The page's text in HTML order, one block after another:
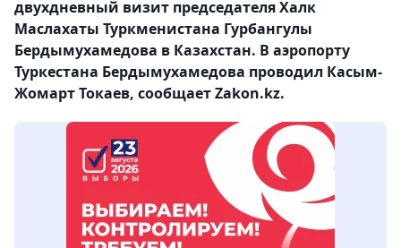
двухдневный визит председателя Халк
Маслахаты Туркменистана Гурбангулы
Бердымухамедова в Казахстан. В аэропорту
Туркестана Бердымухамедова проводил Касым-
Жомарт Токаев, сообщает Zakon.kz.